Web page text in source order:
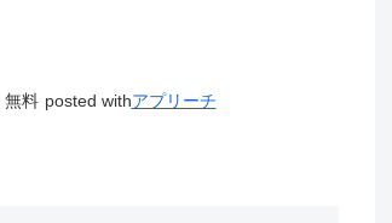
無料 posted withアプリーチ